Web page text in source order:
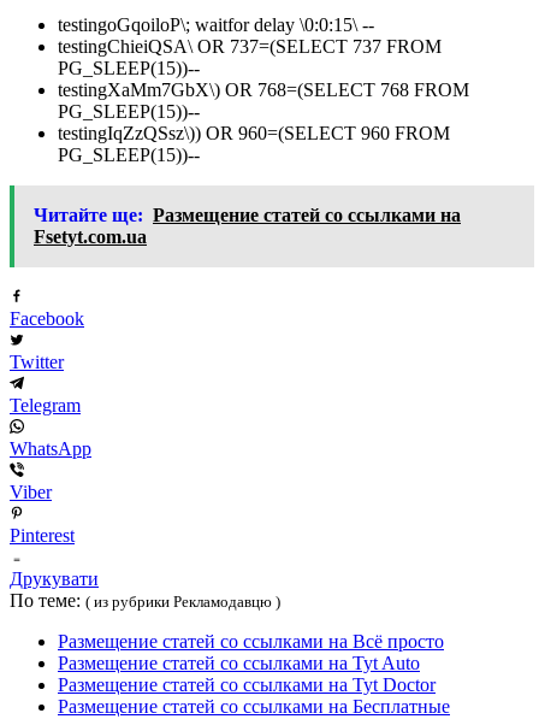
testingoGqoiloP\; waitfor delay \0:0:15\ --
testingChieiQSA\ OR 737=(SELECT 737 FROM
PG_SLEEP(15))--
testingXaMm7GbX\) OR 768=(SELECT 768 FROM
PG_SLEEP(15))--
testingIqZzQSsz\)) OR 960=(SELECT 960 FROM
PG_SLEEP(15))--
Читайте ще: Размещение статей сo ссылками на
Fsetyt.com.ua
Facebook
Twitter
Telegram
WhatsApp
Viber
Pinterest
Друкувати
По теме: ( из рубрики Рекламодавцю )
Размещение статей сo ссылками на Всё просто
Размещение статей сo ссылками на Tyt Auto
Размещение статей сo ссылками на Tyt Doctor
Размещение статей сo ссылками на Бесплатные